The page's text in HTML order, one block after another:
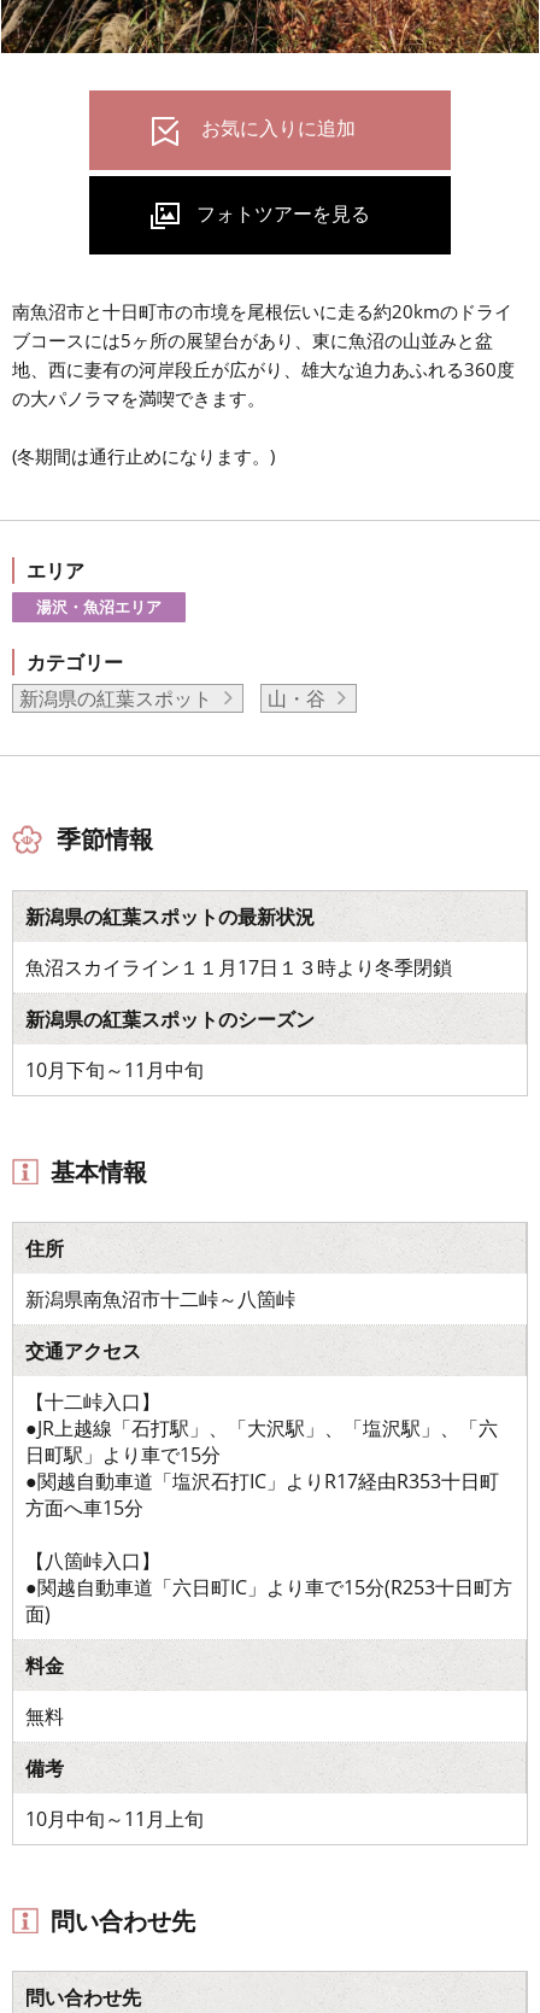
南魚沼市と十日町市の市境を尾根伝いに走る約20kmのドライ
ブコースには5ヶ所の展望台があり、東に魚沼の山並みと盆
地、西に妻有の河岸段丘が広がり、雄大な迫力あふれる360度
の大パノラマを満喫できます。
(冬期間は通行止めになります。)
エリア
湯沢・魚沼エリア
カテゴリー
新潟県の紅葉スポット
山・谷
季節情報
新潟県の紅葉スポットの最新状況
魚沼スカイライン１１月17日１３時より冬季閉鎖
新潟県の紅葉スポットのシーズン
10月下旬～11月中旬
基本情報
住所
新潟県南魚沼市十二峠～八箇峠
交通アクセス
【十二峠入口】
●JR上越線「石打駅」、「大沢駅」、「塩沢駅」、「六
日町駅」より車で15分
●関越自動車道「塩沢石打IC」よりR17経由R353十日町
方面へ車15分
【八箇峠入口】
●関越自動車道「六日町IC」より車で15分(R253十日町方
面)
料金
無料
備考
10月中旬～11月上旬
問い合わせ先
問い合わせ先